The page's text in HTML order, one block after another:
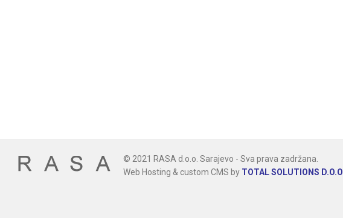
© 2021 RASA d.o.o. Sarajevo - Sva prava zadržana.
Web Hosting & custom CMS by TOTAL SOLUTIONS D.O.O